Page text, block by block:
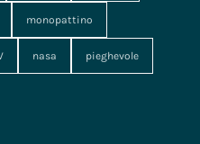
monopattino
nasa pieghevole